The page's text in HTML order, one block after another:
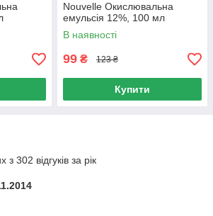
Nouvelle Окислювальна
емульсія 12%, 100 мл
В наявності
99 ₴ 123 ₴
Купити
302 відгуків за рік